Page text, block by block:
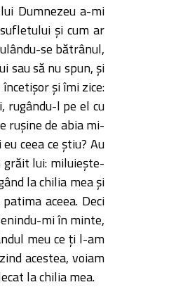
Dumnezeu a-mi
şi cum ar
se bătrânul,
sau să nu spun, şi
şi îmi zice:
rugându-l pe el cu
ruşine de abia mi-
ceea ce ştiu? Au
grăit lui: miluieşte-
la chilia mea şi
aceea. Deci
mi în minte,
meu ce ţi l-am
acestea, voiam
la chilia mea.